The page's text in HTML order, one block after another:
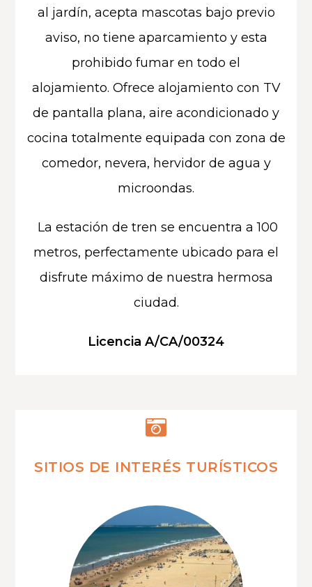
al jardín, acepta mascotas bajo previo
aviso, no tiene aparcamiento y esta
prohibido fumar en todo el
alojamiento. Ofrece alojamiento con TV
de pantalla plana, aire acondicionado y
cocina totalmente equipada con zona de
comedor, nevera, hervidor de agua y
microondas.
La estación de tren se encuentra a 100
metros, perfectamente ubicado para el
disfrute máximo de nuestra hermosa
ciudad.
Licencia A/CA/00324
SITIOS DE INTERÉS TURÍSTICOS